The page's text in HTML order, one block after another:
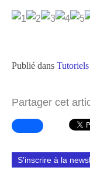
Publié dans Tutoriels
Partager cet
S'inscrire à la